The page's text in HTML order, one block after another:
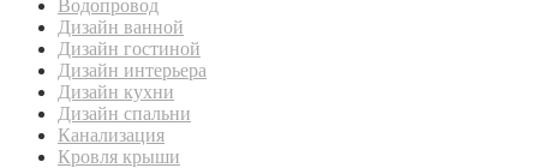
Водопровод
Дизайн ванной
Дизайн гостиной
Дизайн интерьера
Дизайн кухни
Дизайн спальни
Канализация
Кровля крыши